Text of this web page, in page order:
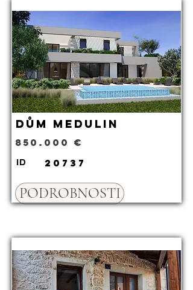
Dům Medulin
850.000 €
ID 20737
PODROBNOSTI